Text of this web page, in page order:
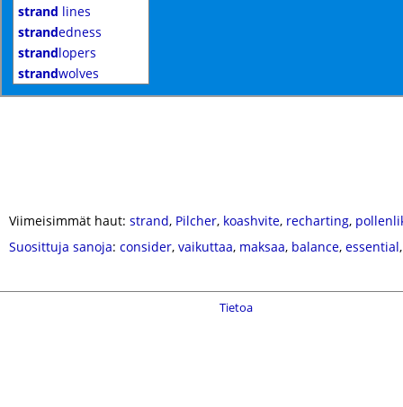
strand lines
strandedness
strandlopers
strandwolves
Viimeisimmät haut: strand, Pilcher, koashvite, recharting,
Suosittuja sanoja: consider, vaikuttaa, maksaa, balance, essential
Tietoa